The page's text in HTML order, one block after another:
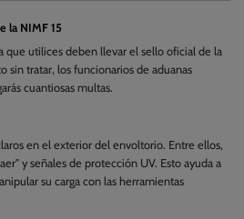
la NIMF 15
que utilices deben llevar el sello oficial de la
sin tratar, los funcionarios de aduanas
cuantiosas multas.
en el exterior del envoltorio. Entre ellos,
y señales de protección UV. Esto ayuda a
su carga con las herramientas